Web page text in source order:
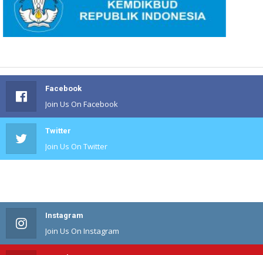
Facebook
Join Us On Facebook
Twitter
Join Us On Twitter
Instagram
Join Us On Instagram